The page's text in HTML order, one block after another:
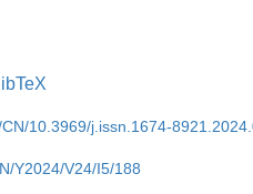
10.3969/j.issn.1674-
Y2024/V24/I5/188